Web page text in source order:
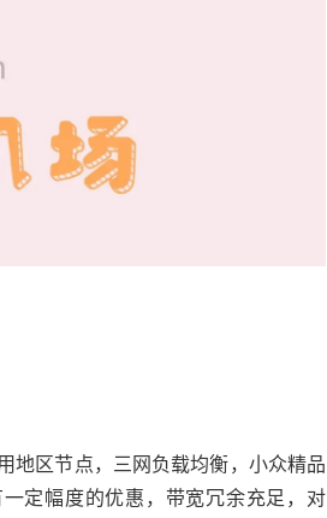
地区节点，三网负载均衡，小众精品
定幅度的优惠，带宽冗余充足，对